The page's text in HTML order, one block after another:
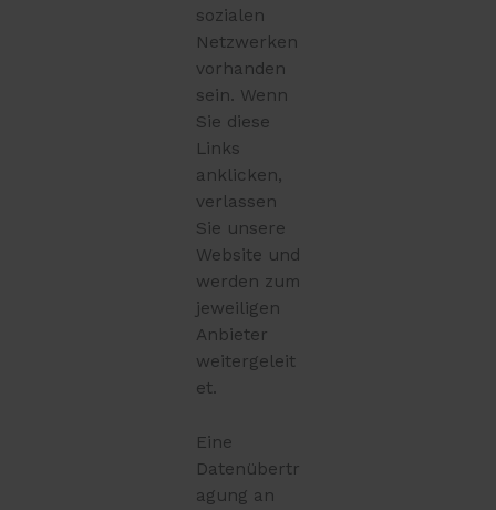
sozialen
Netzwerken
vorhanden
sein. Wenn
Sie diese
Links
anklicken,
verlassen
Sie unsere
Website und
werden zum
jeweiligen
Anbieter
weitergeleit
et.
Eine
Datenübertr
agung an